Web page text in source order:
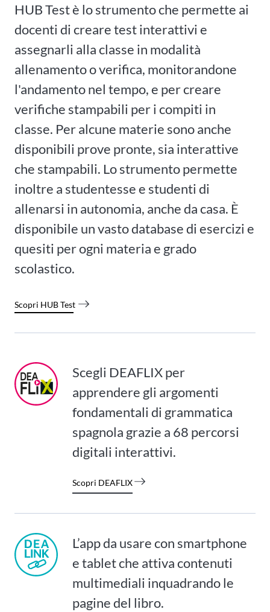
HUB Test è lo strumento che permette ai
docenti di creare test interattivi e
assegnarli alla classe in modalità
allenamento o verifica, monitorandone
l'andamento nel tempo, e per creare
verifiche stampabili per i compiti in
classe. Per alcune materie sono anche
disponibili prove pronte, sia interattive
che stampabili. Lo strumento permette
inoltre a studentesse e studenti di
allenarsi in autonomia, anche da casa. È
disponibile un vasto database di esercizi e
quesiti per ogni materia e grado
scolastico.
Scopri HUB Test
Scegli DEAFLIX per
apprendere gli argomenti
fondamentali di grammatica
spagnola grazie a 68 percorsi
digitali interattivi.
Scopri DEAFLIX
L’app da usare con smartphone
e tablet che attiva contenuti
multimediali inquadrando le
pagine del libro.